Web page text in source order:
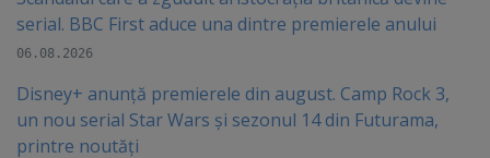
serial. BBC First aduce una dintre premierele anului
06.08.2026
Disney+ anunță premierele din august. Camp Rock 3,
un nou serial Star Wars și sezonul 14 din Futurama,
printre noutăți